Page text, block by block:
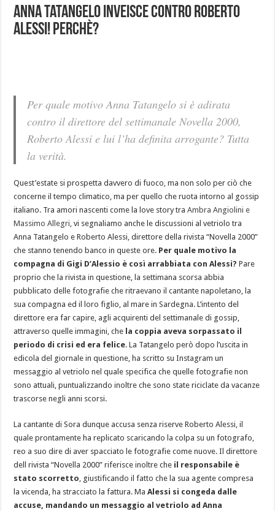
Anna Tatangelo inveisce contro Roberto
Alessi! Perchè?
Per quale motivo Anna Tatangelo si è adirata
contro il direttore del settimanale Novella 2000,
Roberto Alessi e lui l’ha definita arrogante? Tutta
la verità.
Quest’estate si prospetta davvero di fuoco, ma non solo per ciò che
concerne il tempo climatico, ma per quello che ruota intorno al gossip
italiano. Tra amori nascenti come la love story traAmbra Angiolini e
Massimo Allegri, vi segnaliamo anche le discussioni al vetriolo tra
Anna Tatangelo e Roberto Alessi, direttore della rivista “Novella 2000”
che stanno tenendo banco in queste ore. Per quale motivo la
compagna di Gigi D’Alessio è così arrabbiata con Alessi? Pare
proprio che la rivista in questione, la settimana scorsa abbia
pubblicato delle fotografie che ritraevano il cantante napoletano, la
sua compagna ed il loro figlio, al mare in Sardegna. L’intento del
direttore era far capire, agli acquirenti del settimanale di gossip,
attraverso quelle immagini, che la coppia aveva sorpassato il
periodo di crisi ed era felice. La Tatangelo però dopo l’uscita in
edicola del giornale in questione, ha scritto su Instagram un
messaggio al vetriolo nel quale specifica che quelle fotografie non
sono attuali, puntualizzando inoltre che sono state riciclate da vacanze
trascorse negli anni scorsi.
La cantante di Sora dunque accusa senza riserve Roberto Alessi, il
quale prontamente ha replicato scaricando la colpa su un fotografo,
reo a suo dire di aver spacciato le fotografie come nuove. Il direttore
dell rivista “Novella 2000” riferisce inoltre che il responsabile è
stato scorretto, giustificando il fatto che la sua agente compresa
la vicenda, ha stracciato la fattura. MaAlessi si congeda dalle
accuse, mandando un messaggio al vetriolo ad Anna